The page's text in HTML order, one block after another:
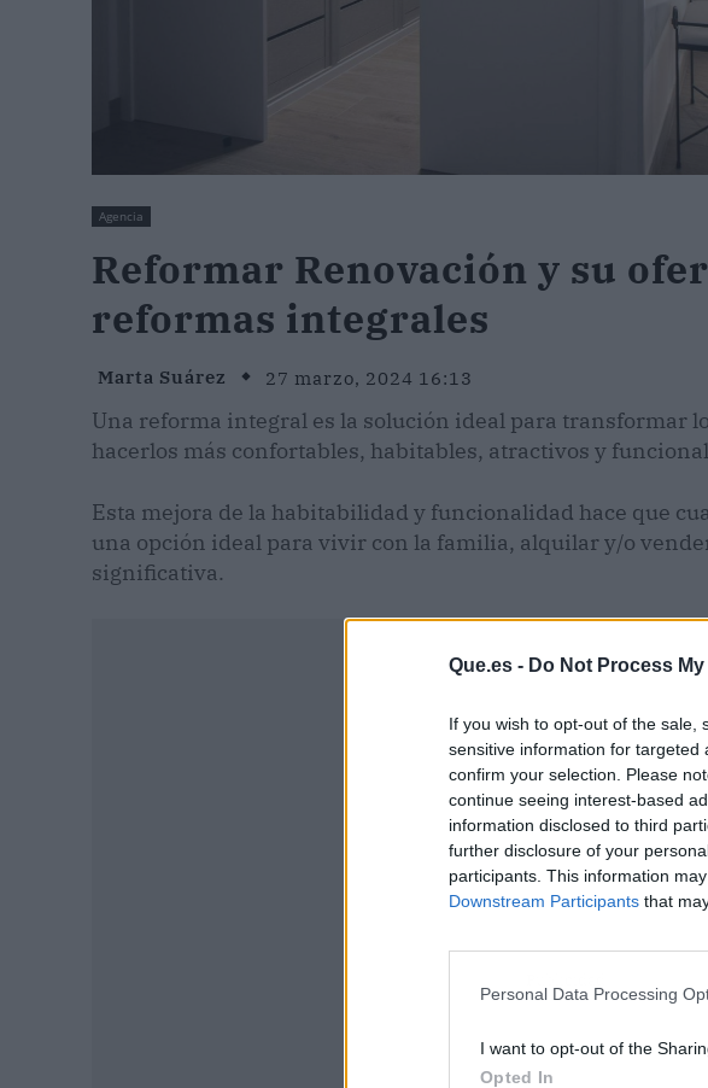
Que.es - Do Not Process
If you wish to opt-out of the sale,
sensitive information for targeted
confirm your selection. Please
continue seeing interest-based
information disclosed to third
further disclosure of your
participants. This information
Downstream Participants that
Personal Data Processing
I want to opt-out of the
Opted In
Agencia
Reformar Renovación y su
reformas integrales
Marta Suárez 27 marzo, 2024 16:13
Una reforma integral es la solución ideal para transformar
hacerlos más confortables, habitables, atractivos y
Esta mejora de la habitabilidad y funcionalidad hace que
una opción ideal para vivir con la familia, alquilar y/o
significativa.